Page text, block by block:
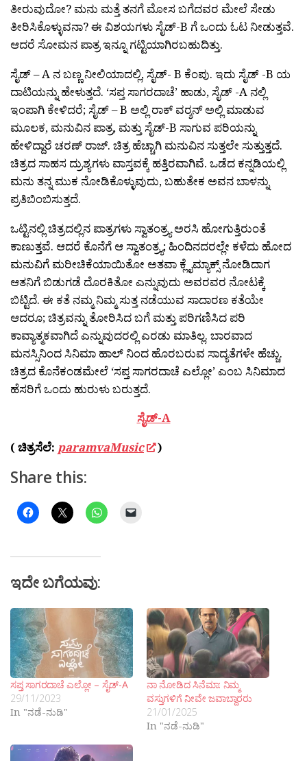
ತೀರುವುದೋ? ಮನು ಮತ್ತೆ ತನಗೆ ಮೋಸ ಬಗೆದವರ ಮೇಲೆ ಸೇಡು
ತೀರಿಸಿಕೊಳ್ಳುವನಾ? ಈ ವಿಶಯಗಳು ಸೈಡ್-B ಗೆ ಒಂದು ಓಟ ನೀಡುತ್ತವೆ.
ಆದರೆ ಸೋಮನ ಪಾತ್ರ ಇನ್ನೂ ಗಟ್ಟಿಯಾಗಿರಬಹುದಿತ್ತು.
ಸೈಡ್ – A ನ ಬಣ್ಣ ನೀಲಿಯಾದಲ್ಲಿ, ಸೈಡ್- B ಕೆಂಪು. ಇದು ಸೈಡ್ -B ಯ
ದಾಟಿಯನ್ನು ಹೇಳುತ್ತದೆ. ‘ಸಪ್ತ ಸಾಗರದಾಚೆ’ ಹಾಡು, ಸೈಡ್ -A ನಲ್ಲಿ
ಇಂಪಾಗಿ ಕೇಳಿದರೆ; ಸೈಡ್ – B ಅಲ್ಲಿ ರಾಕ್ ವರ‌್ಶನ್ ಅಲ್ಲಿ ಮಾಡುವ
ಮೂಲಕ, ಮನುವಿನ ಪಾತ್ರ, ಮತ್ತು ಸೈಡ್-B ಸಾಗುವ ಪರಿಯನ್ನು
ಹೇಳಿದ್ದಾರೆ ಚರಣ್ ರಾಜ್‌. ಚಿತ್ರ ಹೆಚ್ಚಾಗಿ ಮನುವಿನ ಸುತ್ತಲೇ ಸುತ್ತುತ್ತದೆ.
ಚಿತ್ರದ ಸಾಹಸ ದ್ರುಶ್ಯಗಳು ವಾಸ್ತವಕ್ಕೆ ಹತ್ತಿರವಾಗಿವೆ. ಒಡೆದ ಕನ್ನಡಿಯಲ್ಲಿ
ಮನು ತನ್ನ ಮುಕ ನೋಡಿಕೊಳ್ಳುವುದು, ಬಹುತೇಕ ಅವನ ಬಾಳನ್ನು
ಪ್ರತಿಬಿಂಬಿಸುತ್ತದೆ.
ಒಟ್ಟಿನಲ್ಲಿ ಚಿತ್ರದಲ್ಲಿನ ಪಾತ್ರಗಳು ಸ್ವಾತಂತ್ರ್ಯ ಅರಸಿ ಹೋಗುತ್ತಿರುಂತೆ
ಕಾಣುತ್ತವೆ. ಆದರೆ‌ ಕೊನೆಗೆ ಆ ಸ್ವಾತಂತ್ರ್ಯ; ಹಿಂದಿನದರಲ್ಲೇ ಕಳೆದು‌ ಹೋದ
ಮನುವಿಗೆ ಮರೀಚಿಕೆಯಾಯಿತೋ ಅತವಾ ಕ್ಲೈಮ್ಯಾಕ್ಸ್ ನೋಡಿದಾಗ
ಆತನಿಗೆ ಬಿಡುಗಡೆ ದೊರಕಿತೋ ಎನ್ನುವುದು ಅವರವರ ನೋಟಕ್ಕೆ
ಬಿಟ್ಟಿದೆ. ಈ ಕತೆ ನಮ್ಮ ನಿಮ್ಮ ಸುತ್ತ ನಡೆಯುವ ಸಾದಾರಣ ಕತೆಯೇ
ಆದರೂ; ಚಿತ್ರವನ್ನು ತೋರಿಸಿದ ಬಗೆ ಮತ್ತು ಪರಿಗಣಿಸಿದ ಪರಿ
ಕಾವ್ಯಾತ್ಮಕವಾಗಿದೆ ಎನ್ನುವುದರಲ್ಲಿ ಎರಡು ಮಾತಿಲ್ಲ. ಬಾರವಾದ
ಮನಸ್ಸಿನಿಂದ ಸಿನಿಮಾ ಹಾಲ್ ನಿಂದ ಹೊರಬರುವ ಸಾದ್ಯತೆಗಳೇ ಹೆಚ್ಚು‌.
ಚಿತ್ರದ ಕೊನೆಕಂಡಮೇಲೆ ‘ಸಪ್ತ ಸಾಗರದಾಚೆ ಎಲ್ಲೋ’ ಎಂಬ ಸಿನಿಮಾದ
ಹೆಸರಿಗೆ ಒಂದು ಹುರುಳು ಬರುತ್ತದೆ.
ಸೈಡ್-A
( ಚಿತ್ರಸೆಲೆ: paramvaMusic )
Share this:
ಇದೇ ಬಗೆಯವು:
ಸಪ್ತ ಸಾಗರದಾಚೆ ಎಲ್ಲೋ – ಸೈಡ್-A
29/11/2023
In "ನಡೆ-ನುಡಿ"
ನಾ ನೋಡಿದ ಸಿನೆಮಾ: ನಿಮ್ಮ
ವಸ್ತುಗಳಿಗೆ ನೀವೇ ಜವಾಬ್ದಾರರು
21/01/2025
In "ನಡೆ-ನುಡಿ"